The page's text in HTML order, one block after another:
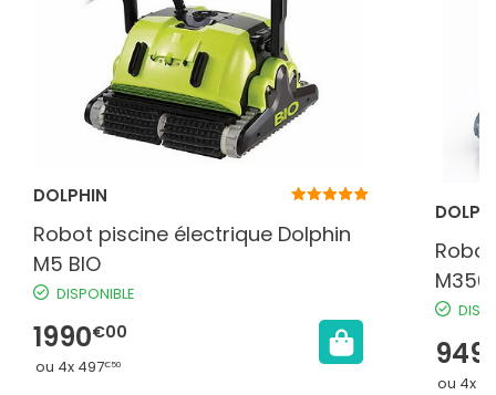
DOLPHIN
Robot piscine électrique Dolphin
M5 BIO
DISPONIBLE
1990€00
ou 4x 497€50
M350
949
ou 4x